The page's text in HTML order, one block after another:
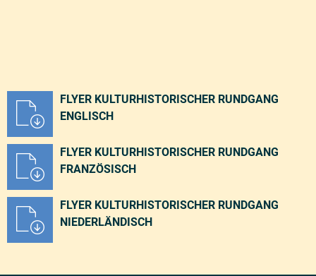
FLYER KULTURHISTORISCHER RUNDGANG
ENGLISCH
FLYER KULTURHISTORISCHER RUNDGANG
FRANZÖSISCH
FLYER KULTURHISTORISCHER RUNDGANG
NIEDERLÄNDISCH